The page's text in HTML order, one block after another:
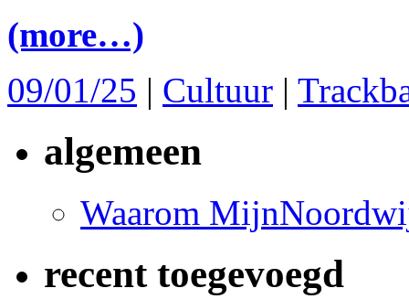
(more…)
09/01/25 | Cultuur |
algemeen
Waarom
recent toegevoegd